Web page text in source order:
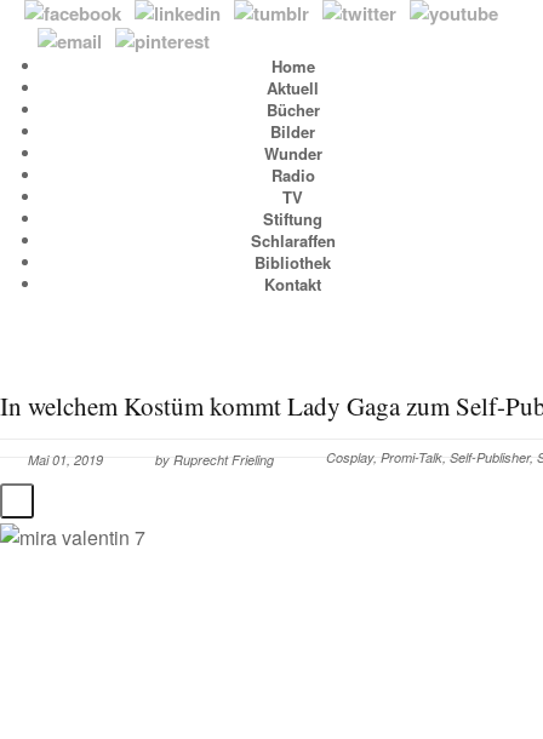
Home
Aktuell
Bücher
Bilder
Wunder
Radio
TV
Stiftung
Schlaraffen
Bibliothek
Kontakt
In welchem Kostüm kommt Lady Gaga zum Self-
Mai 01, 2019 by Ruprecht Frieling Cosplay, Promi-Talk, Self-Publisher,